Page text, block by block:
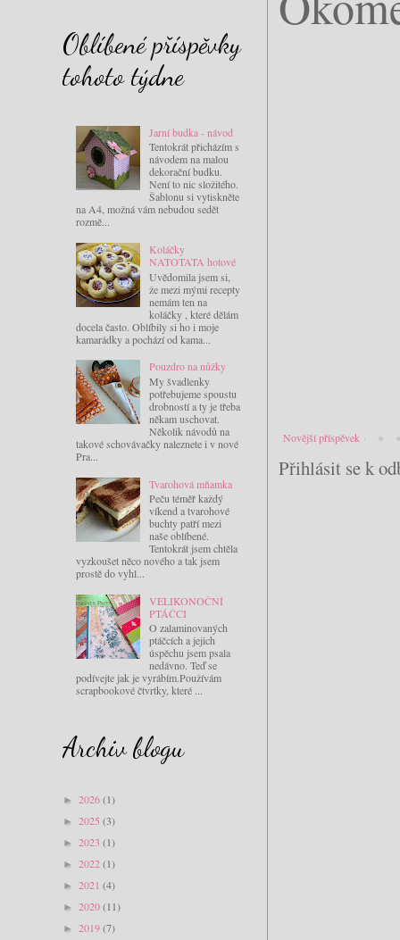
Novější příspěvek
Přihlásit se k
Oblíbené příspěvky
tohoto týdne
Jarní budka - návod
Tentokrát přicházím s
návodem na malou
dekorační budku.
Není to nic složitého.
Šablonu si vytiskněte
na A4, možná vám nebudou sedět
rozmě...
Koláčky
NATOTATA hotové
Uvědomila jsem si,
že mezi mými recepty
nemám ten na
koláčky , které dělám
docela často. Oblíbily si ho i moje
kamarádky a pochází od kama...
Pouzdro na nůžky
My švadlenky
potřebujeme spoustu
drobností a ty je třeba
někam uschovat.
Několik návodů na
takové schovávačky naleznete i v nové
Pra...
Tvarohová mňamka
Peču téměř každý
víkend a tvarohové
buchty patří mezi
naše oblíbené.
Tentokrát jsem chtěla
vyzkoušet něco nového a tak jsem
prostě do vyhl...
VELIKONOČNÍ
PTÁČCI
O zalaminovaných
ptáčcích a jejich
úspěchu jsem psala
nedávno. Teď se
podívejte jak je vyrábím.Používám
scrapbookové čtvrtky, které ...
Archiv blogu
► 2026(1)
► 2025 (3)
► 2023 (1)
► 2022(1)
► 2021 (4)
► 2020(11)
► 2019(7)